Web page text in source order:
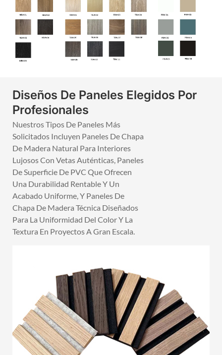
Diseños De Paneles Elegidos Por
Profesionales
Nuestros Tipos De Paneles Más
Solicitados Incluyen Paneles De Chapa
De Madera Natural Para Interiores
Lujosos Con Vetas Auténticas, Paneles
De Superficie De PVC Que Ofrecen
Una Durabilidad Rentable Y Un
Acabado Uniforme, Y Paneles De
Chapa De Madera Técnica Diseñados
Para La Uniformidad Del Color Y La
Textura En Proyectos A Gran Escala.